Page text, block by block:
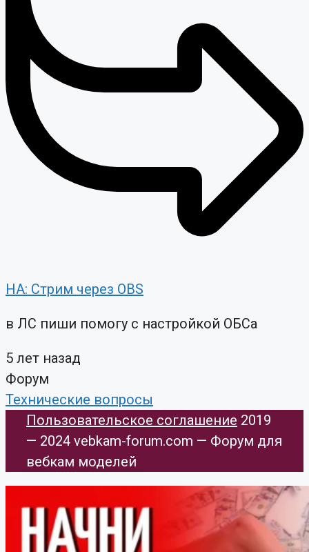
НА: Стрим через OBS
в ЛС пиши помогу с настройкой ОБСа
5 лет назад
Форум
Технические вопросы
Пользовательское соглашение ​ 2019
— 2024 vebkam-forum.com — Форум для
вебкам моделей